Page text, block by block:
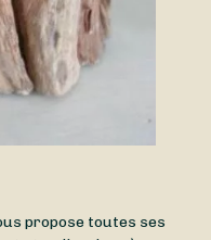
propose toutes ses